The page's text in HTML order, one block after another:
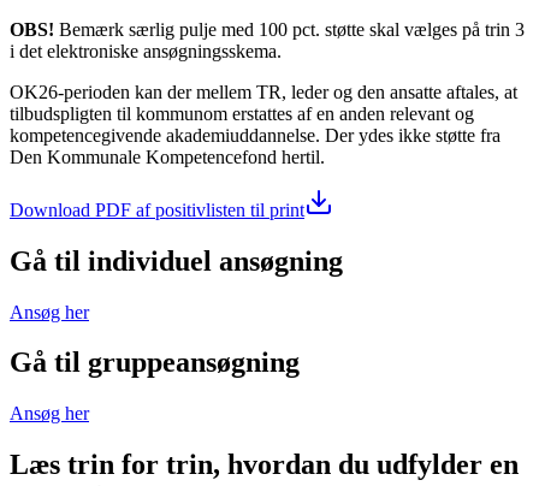
OBS! Bemærk særlig pulje med 100 pct. støtte skal vælges på trin 3
i det elektroniske ansøgningsskema.
OK26-perioden kan der mellem TR, leder og den ansatte aftales, at
tilbudspligten til kommunom erstattes af en anden relevant og
kompetencegivende akademiuddannelse. Der ydes ikke støtte fra
Den Kommunale Kompetencefond hertil.
Download PDF af positivlisten til print
Gå til individuel ansøgning
Ansøg her
Gå til gruppeansøgning
Ansøg her
Læs trin for trin, hvordan du udfylder en